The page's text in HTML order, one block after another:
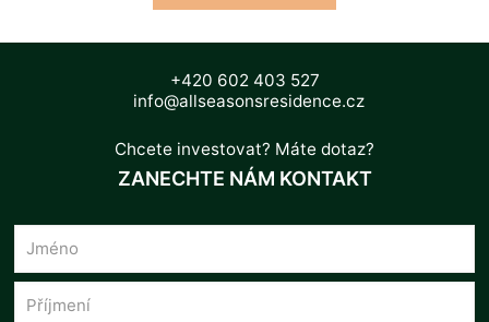
+420 602 403 527
info@allseasonsresidence.cz
Chcete investovat? Máte dotaz?
ZANECHTE NÁM KONTAKT